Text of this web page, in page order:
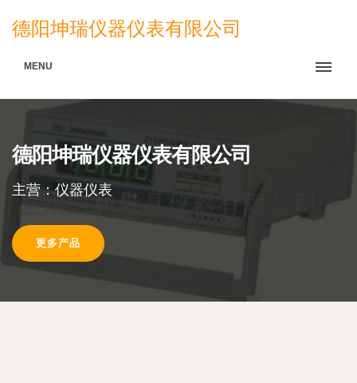
德阳坤瑞仪器仪表有限公司
MENU
德阳坤瑞仪器仪表有限公司
主营：仪器仪表
更多产品